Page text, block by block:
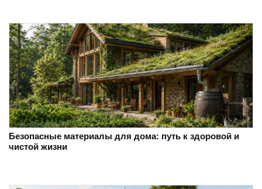
Безопасные материалы для дома: путь к здоровой и
чистой жизни